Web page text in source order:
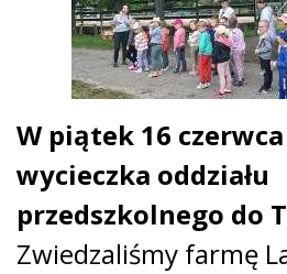
W piątek 16
wycieczka oddziału
przedszkolnego do
Zwiedzaliśmy farmę